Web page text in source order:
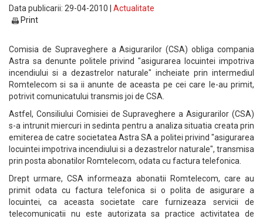
Data publicarii: 29-04-2010 | Actualitate
Print
Comisia de Supraveghere a Asigurarilor (CSA) obliga compania
Astra sa denunte politele privind "asigurarea locuintei impotriva
incendiului si a dezastrelor naturale" incheiate prin intermediul
Romtelecom si sa ii anunte de aceasta pe cei care le-au primit,
potrivit comunicatului transmis joi de CSA.
Astfel, Consiliului Comisiei de Supraveghere a Asigurarilor (CSA)
s-a intrunit miercuri in sedinta pentru a analiza situatia creata prin
emiterea de catre societatea Astra SA a politei privind "asigurarea
locuintei impotriva incendiului si a dezastrelor naturale", transmisa
prin posta abonatilor Romtelecom, odata cu factura telefonica.
Drept urmare, CSA informeaza abonatii Romtelecom, care au
primit odata cu factura telefonica si o polita de asigurare a
locuintei, ca aceasta societate care furnizeaza servicii de
telecomunicatii nu este autorizata sa practice activitatea de